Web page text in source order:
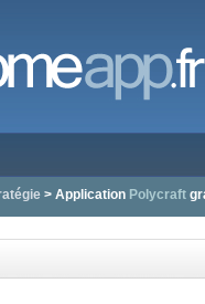
> Application Polycraft